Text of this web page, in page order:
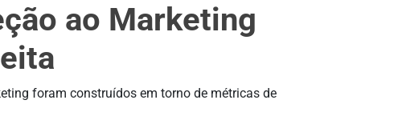
ao Marketing
foram construídos em torno de métricas de